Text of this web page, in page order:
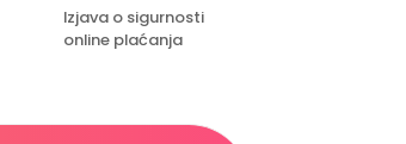
Izjava o sigurnosti
online plaćanja